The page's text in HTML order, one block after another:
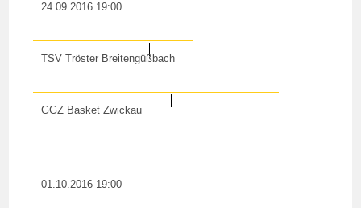
24.09.2016 19:00
TSV Tröster Breitengüßbach
GGZ Basket Zwickau
01.10.2016 19:00